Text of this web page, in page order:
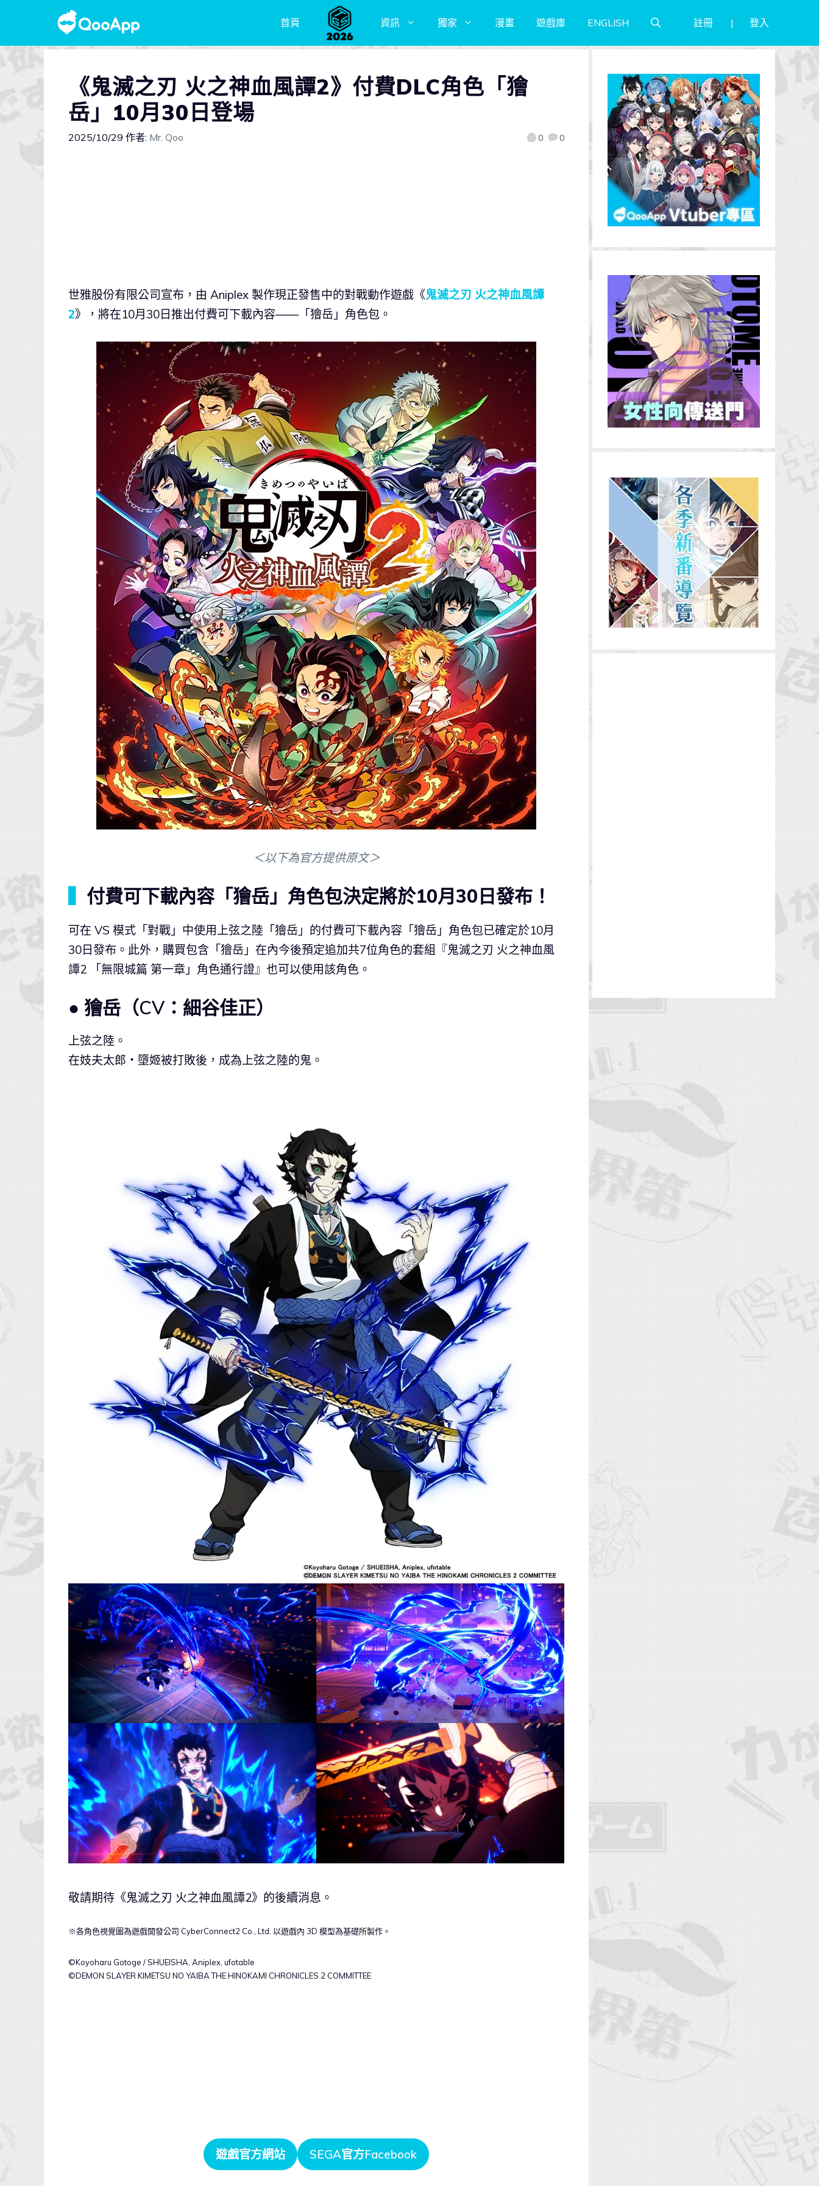
首頁 資訊 獨家 漫畫 遊戲庫 ENGLISH 註冊 登入
《鬼滅之刃 火之神血風譚2》付費DLC角色「獪
岳」10月30日登場
2025/10/29 作者: Mr. Qoo 0 0
世雅股份有限公司宣布，由 Aniplex 製作現正發售中的對戰動作遊戲《鬼滅之刃 火之神血風譚
2》，將在10月30日推出付費可下載內容——「獪岳」角色包。
＜以下為官方提供原文＞
付費可下載內容「獪岳」角色包決定將於10月30日發布！
可在 VS 模式「對戰」中使用上弦之陸「獪岳」的付費可下載內容「獪岳」角色包已確定於10月
30日發布。此外，購買包含「獪岳」在內今後預定追加共7位角色的套組『鬼滅之刃 火之神血風
譚2 「無限城篇 第一章」角色通行證』也可以使用該角色。
● 獪岳（CV：細谷佳正）
上弦之陸。
在妓夫太郎・墮姬被打敗後，成為上弦之陸的鬼。
敬請期待《鬼滅之刃 火之神血風譚2》的後續消息。
※各角色視覺圖為遊戲開發公司 CyberConnect2 Co., Ltd. 以遊戲內 3D 模型為基礎所製作。
©Koyoharu Gotoge / SHUEISHA, Aniplex, ufotable
©DEMON SLAYER KIMETSU NO YAIBA THE HINOKAMI CHRONICLES 2 COMMITTEE
遊戲官方網站 SEGA官方Facebook